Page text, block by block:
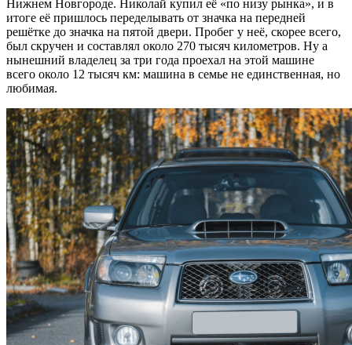
Нижнем Новгороде. Николай купил её «по низу рынка», и в
итоге её пришлось переделывать от значка на передней
решётке до значка на пятой двери. Пробег у неё, скорее всего,
был скручен и составлял около 270 тысяч километров. Ну а
нынешний владелец за три года проехал на этой машине
всего около 12 тысяч км: машина в семье не единственная, но
любимая.